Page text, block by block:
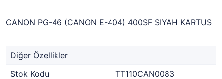
CANON PG-46 (CANON E-404) 400SF SIYAH KARTUS
Diğer Özellikler
Stok Kodu
TT110CAN0083